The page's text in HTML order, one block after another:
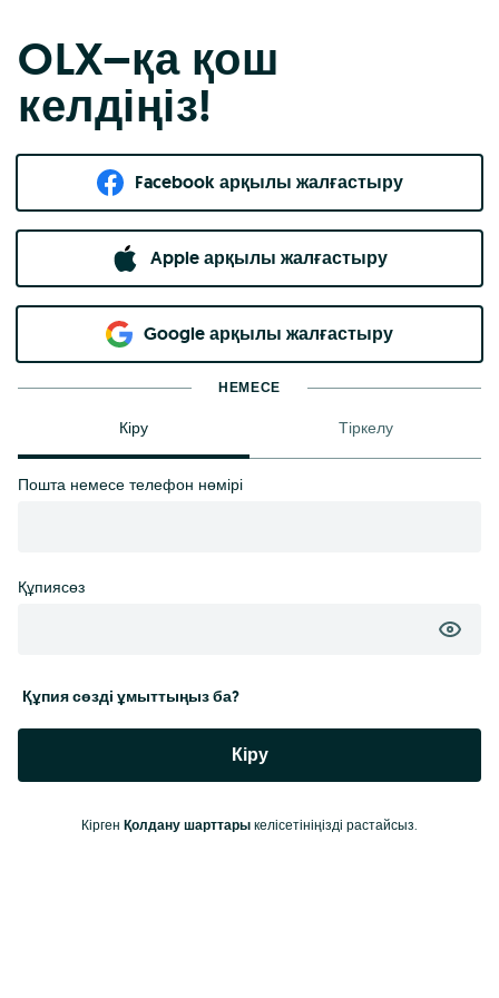
OLX–қа қош
келдіңіз!
Facebook арқылы жалғастыру
Apple арқылы жалғастыру
Google арқылы жалғастыру
НЕМЕСЕ
Кіру Тіркелу
Пошта немесе телефон нөмірі
Құпиясөз
Құпия сөзді ұмыттыңыз ба?
Кіру
Кірген Қолдану шарттары келісетініңізді растайсыз.